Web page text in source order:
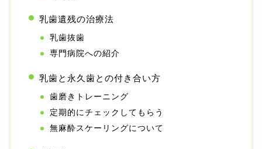
乳歯遺残の治療法
乳歯抜歯
専門病院への紹介
乳歯と永久歯との付き合い方
歯磨きトレーニング
定期的にチェックしてもらう
無麻酔スケーリングについて